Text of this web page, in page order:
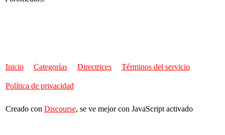
Inicio Categorías Directrices Términos del servicio
Política de privacidad
Creado con Discourse, se ve mejor con JavaScript activado